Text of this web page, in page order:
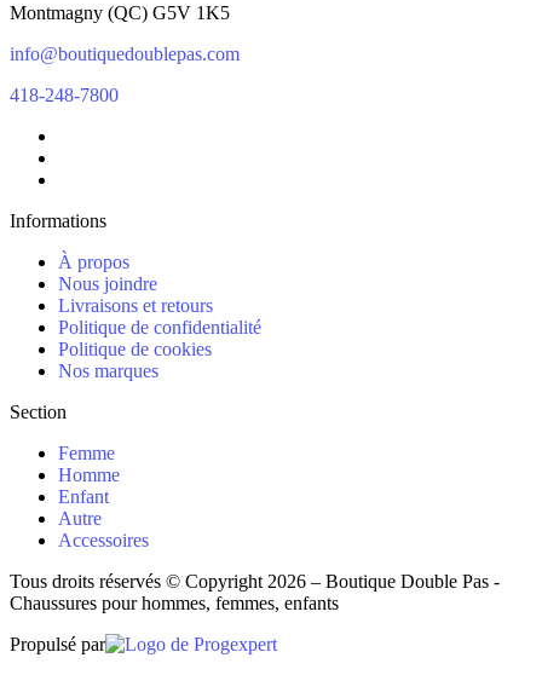
Montmagny (QC) G5V 1K5
info@boutiquedoublepas.com
418-248-7800
Informations
À propos
Nous joindre
Livraisons et retours
Politique de confidentialité
Politique de cookies
Nos marques
Section
Femme
Homme
Enfant
Autre
Accessoires
Tous droits réservés © Copyright 2026 – Boutique Double Pas -
Chaussures pour hommes, femmes, enfants
Propulsé par